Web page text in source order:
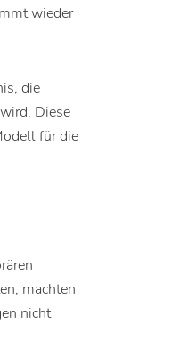
wieder
die
Diese
für die
machten
nicht